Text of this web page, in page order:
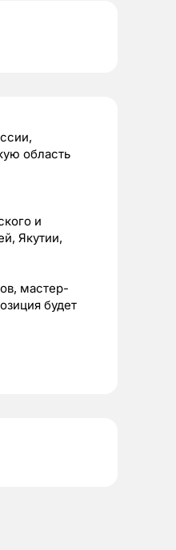
область
и
Якутии,
мастер-
будет